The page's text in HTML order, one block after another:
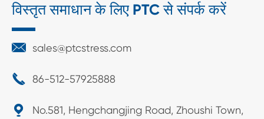
विस्तृत समाधान के लिए PTC से संपर्क करें
 sales@ptcstress.com
 86-512-57925888

No.581, Hengchangjing Road, Zhoushi Town,